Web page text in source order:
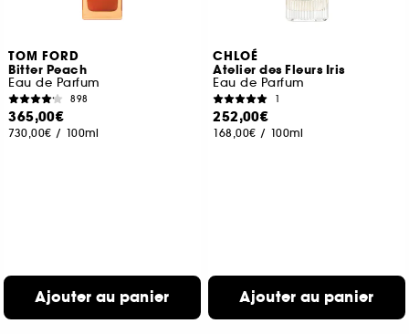
TOM FORD
Bitter Peach
Eau de Parfum
898
365,00€
730,00€ / 100ml
Ajouter au panier
CHLOÉ
Atelier des Fleurs Iris
Eau de Parfum
1
252,00€
168,00€ / 100ml
Ajouter au panier